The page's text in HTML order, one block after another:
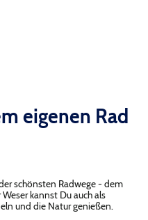
eigenen Rad
schönsten Radwege - dem
kannst Du auch als
und die Natur genießen.